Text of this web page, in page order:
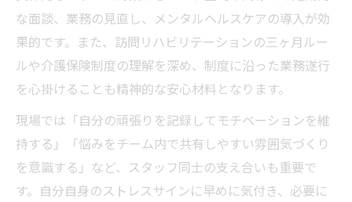
な面談、業務の見直し、メンタルヘルスケアの導入が効
果的です。また、訪問リハビリテーションの三ヶ月ルー
ルや介護保険制度の理解を深め、制度に沿った業務遂行
を心掛けることも精神的な安心材料となります。
現場では「自分の頑張りを記録してモチベーションを維
持する」「悩みをチーム内で共有しやすい雰囲気づくり
を意識する」など、スタッフ同士の支え合いも重要で
す。自分自身のストレスサインに早めに気付き、必要に